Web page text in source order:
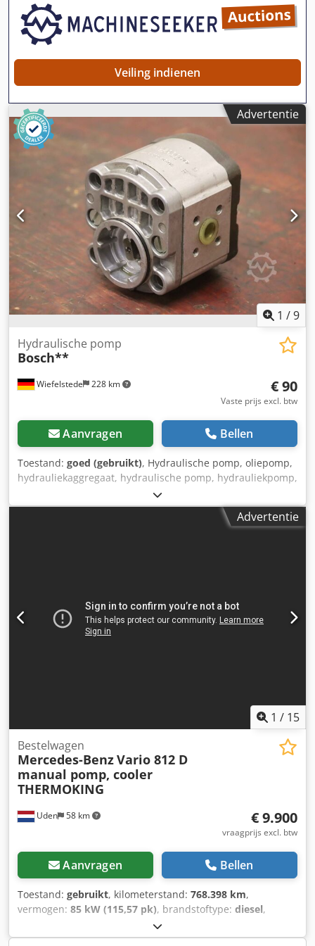
Veiling indienen
Advertentie
1 /9
Wiefelstede 228 km
Hydraulische pomp
Bosch**
€ 90
Vaste prijs excl. btw
Aanvragen Bellen
Toestand: goed (gebruikt), Hydraulische pomp, oliepomp,
hydrauliekaggregaat, hydraulische pomp, hydrauliekpomp,
elektromotor, gelijkstroommotor, rijmotor, aandrijfmotor -
Fabrikant: Bosch, hydraulische pomp Credpfxovwi E Eo
Adyjf -Type: Flens/as: zie foto, vierkant 8 x 17 mm -Aantal: 6
Advertentie
1 / 15
Uden 58 km
Bestelwagen
Mercedes-BenzVario 812 D
manual pomp, cooler
THERMOKING
€ 9.900
vraagprijs excl. btw
Aanvragen Bellen
Toestand: gebruikt, kilometerstand: 768.398 km,
vermogen: 85 kW (115,57 pk), brandstoftype: diesel,
, asconfiguratie:
diesel, bestuurderscabine:dagcabine, soort overbrenging: